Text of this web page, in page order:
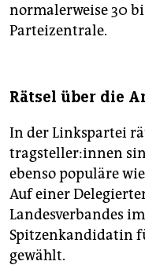
normalerweise 30
Parteizentrale.
Rätsel über die
In der Linkspartei
trag­stel­le­r:in­nen
ebenso populäre
Auf einer
Landesverbandes
Spitzenkandidatin
gewählt.